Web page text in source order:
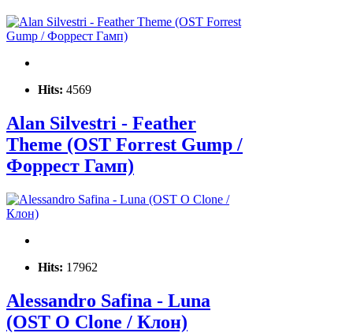
Hits: 4569
Alan Silvestri - Feather
Theme (OST Forrest Gump /
Форрест Гамп)
Hits: 17962
Alessandro Safina - Luna
(OST O Clone / Клон)